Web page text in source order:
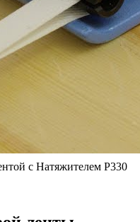
с Натяжителем Р330